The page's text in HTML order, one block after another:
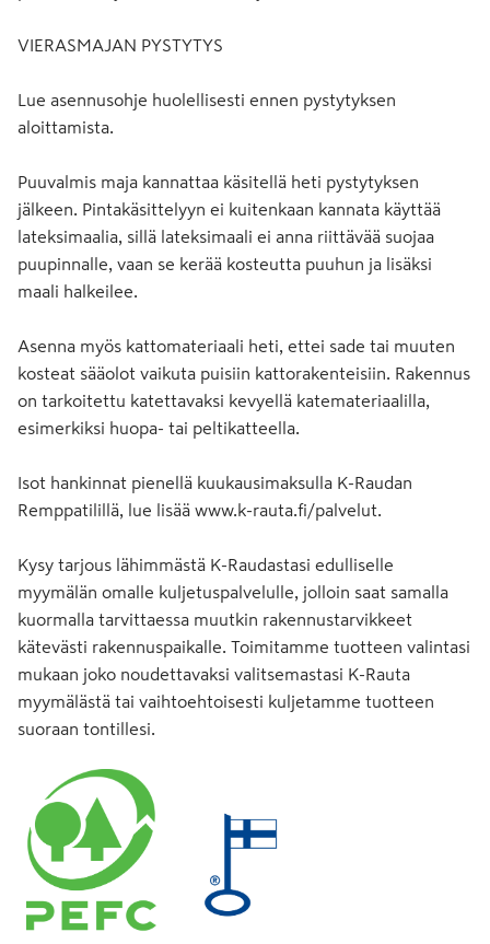
VIERASMAJAN PYSTYTYS
Lue asennusohje huolellisesti ennen pystytyksen
aloittamista.
Puuvalmis maja kannattaa käsitellä heti pystytyksen
jälkeen. Pintakäsittelyyn ei kuitenkaan kannata käyttää
lateksimaalia, sillä lateksimaali ei anna riittävää suojaa
puupinnalle, vaan se kerää kosteutta puuhun ja lisäksi
maali halkeilee.
Asenna myös kattomateriaali heti, ettei sade tai muuten
kosteat sääolot vaikuta puisiin kattorakenteisiin. Rakennus
on tarkoitettu katettavaksi kevyellä katemateriaalilla,
esimerkiksi huopa- tai peltikatteella.
Isot hankinnat pienellä kuukausimaksulla K-Raudan
Remppatilillä, lue lisää www.k-rauta.fi/palvelut.
Kysy tarjous lähimmästä K-Raudastasi edulliselle
myymälän omalle kuljetuspalvelulle, jolloin saat samalla
kuormalla tarvittaessa muutkin rakennustarvikkeet
kätevästi rakennuspaikalle. Toimitamme tuotteen valintasi
mukaan joko noudettavaksi valitsemastasi K-Rauta
myymälästä tai vaihtoehtoisesti kuljetamme tuotteen
suoraan tontillesi.